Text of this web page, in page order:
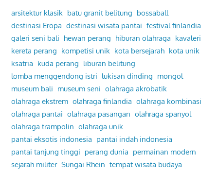
arsitektur klasik batu granit belitung bossaball
destinasi Eropa destinasi wisata pantai festival finlandia
galeri seni bali hewan perang hiburan olahraga kavaleri
kereta perang kompetisi unik kota bersejarah kota unik
ksatria kuda perang liburan belitung
lomba menggendong istri lukisan dinding mongol
museum bali museum seni olahraga akrobatik
olahraga ekstrem olahraga finlandia olahraga kombinasi
olahraga pantai olahraga pasangan olahraga spanyol
olahraga trampolin olahraga unik
pantai eksotis indonesia pantai indah indonesia
pantai tanjung tinggi perang dunia permainan modern
sejarah militer Sungai Rhein tempat wisata budaya